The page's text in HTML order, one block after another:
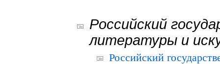
Российский
литературы и
Российский